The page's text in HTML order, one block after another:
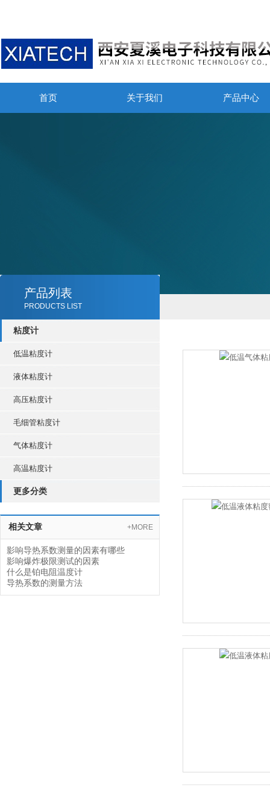
首页 关于我们 产品中心
产品列表
PRODUCTS LIST
粘度计
低温粘度计
液体粘度计
高压粘度计
毛细管粘度计
气体粘度计
高温粘度计
更多分类
相关文章 +MORE
影响导热系数测量的因素有哪些
影响爆炸极限测试的因素
什么是铂电阻温度计
导热系数的测量方法